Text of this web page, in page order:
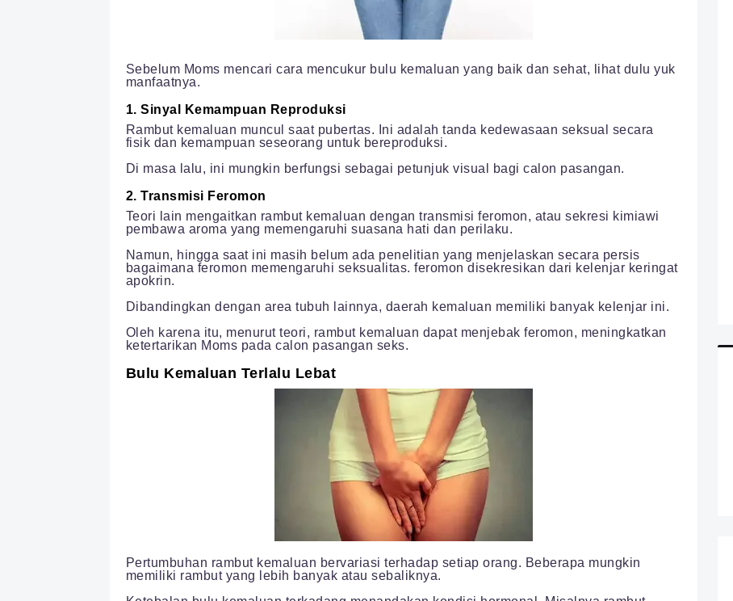
Sebelum Moms mencari cara mencukur bulu kemaluan yang baik dan sehat, lihat dulu yuk
manfaatnya.
1. Sinyal Kemampuan Reproduksi
Rambut kemaluan muncul saat pubertas. Ini adalah tanda kedewasaan seksual secara
fisik dan kemampuan seseorang untuk bereproduksi.
Di masa lalu, ini mungkin berfungsi sebagai petunjuk visual bagi calon pasangan.
2. Transmisi Feromon
Teori lain mengaitkan rambut kemaluan dengan transmisi feromon, atau sekresi kimiawi
pembawa aroma yang memengaruhi suasana hati dan perilaku.
Namun, hingga saat ini masih belum ada penelitian yang menjelaskan secara persis
bagaimana feromon memengaruhi seksualitas. feromon disekresikan dari kelenjar keringat
apokrin.
Dibandingkan dengan area tubuh lainnya, daerah kemaluan memiliki banyak kelenjar ini.
Oleh karena itu, menurut teori, rambut kemaluan dapat menjebak feromon, meningkatkan
ketertarikan Moms pada calon pasangan seks.
Bulu Kemaluan Terlalu Lebat
Pertumbuhan rambut kemaluan bervariasi terhadap setiap orang. Beberapa mungkin
memiliki rambut yang lebih banyak atau sebaliknya.